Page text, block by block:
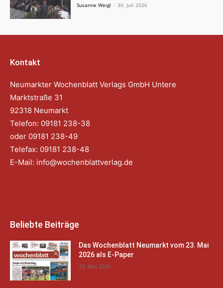
Susanne Weigl - 30. Juli 2026
Kontakt
Neumarkter Wochenblatt Verlags GmbH Untere
Marktstraße 31
92318 Neumarkt
Telefon: 09181 238-38
oder 09181 238-49
Telefax: 09181 238-48
E-Mail: info@wochenblattverlag.de
Beliebte Beiträge
Das Wochenblatt Neumarkt vom 23. Mai
2026 als E-Paper
23. Mai 2026